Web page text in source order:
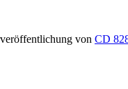
von CD